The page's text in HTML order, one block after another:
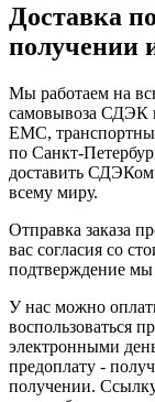
Доставка
получении
Мы работаем на
самовывоза СДЭК
ЕМС,
по Санкт-
доставить
всему миру.
Отправка заказа
вас согласия со
подтверждение
У нас можно
воспользоваться
электронными
предоплату -
получении.